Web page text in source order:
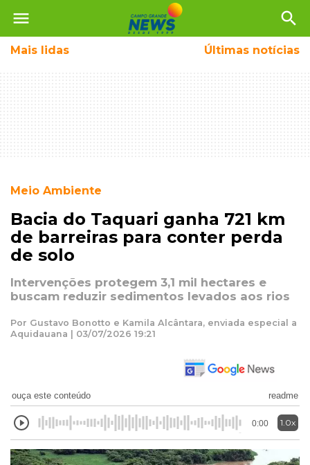
menu search
Mais lidas Últimas notícias
Meio Ambiente
Bacia do Taquari ganha 721 km
de barreiras para conter perda
de solo
Intervenções protegem 3,1 mil hectares e
buscam reduzir sedimentos levados aos rios
Por Gustavo Bonotto e Kamila Alcântara, enviada especial a
Aquidauana | 03/07/2026 19:21
ouça este conteúdo readme
0:00 1.0x